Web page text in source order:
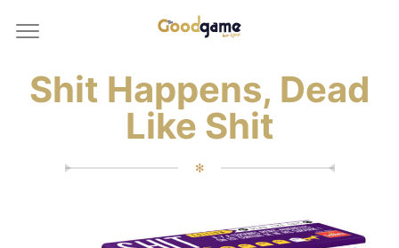
Shit Happens, Dead
Like Shit
✻